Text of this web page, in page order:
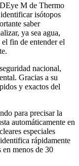
M de Thermo
isótopos
saber
ya sea agua,
fin de entender el
nacional,
Gracias a su
y exactos del
para precisar la
automáticamente en
especiales
rápidamente
en menos de 30